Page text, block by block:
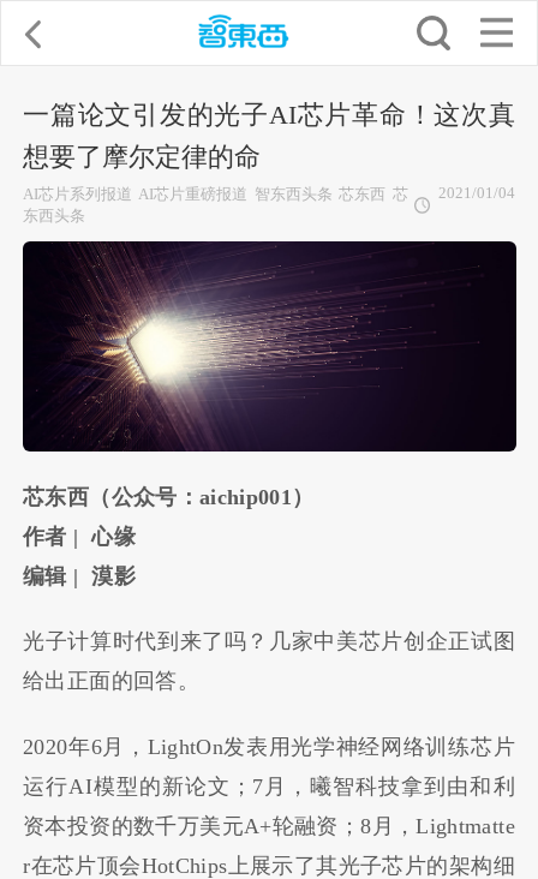
一篇论文引发的光子AI芯片革命！这次真
想要了摩尔定律的命
AI芯片系列报道 AI芯片重磅报道 智东西头条 芯东西 芯
东西头条
2021/01/04
芯东西（公众号：aichip001）
作者 | 心缘
编辑 | 漠影
光子计算时代到来了吗？几家中美芯片创企正试图
给出正面的回答。
2020年6月，LightOn发表用光学神经网络训练芯片
运行AI模型的新论文；7月，曦智科技拿到由和利
资本投资的数千万美元A+轮融资；8月，Lightmatte
r在芯片顶会HotChips上展示了其光子芯片的架构细